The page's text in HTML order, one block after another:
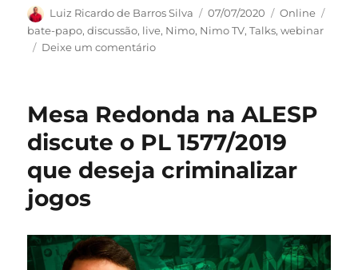
Autor
Luiz Ricardo de Barros Silva
Publicado
em
07/07/2020 Categorias
Online
bate-papo,discussão, live, Nimo, Nimo TV,Talks,webinar
Deixe um comentárioem
edição
sobre
as
mulheres
games
Mesa Redonda na ALESP
discute o PL 1577/2019
que deseja criminalizar
jogos